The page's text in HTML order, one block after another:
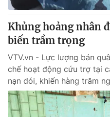
Khủng hoảng nhân
biến trầm trọng
VTV.vn - Lực lượng bán
chế hoạt động cứu trợ tại
nạn đói, khiến hàng trăm